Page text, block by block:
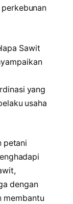
Sawit
yang
usaha
petani
dengan
membantu